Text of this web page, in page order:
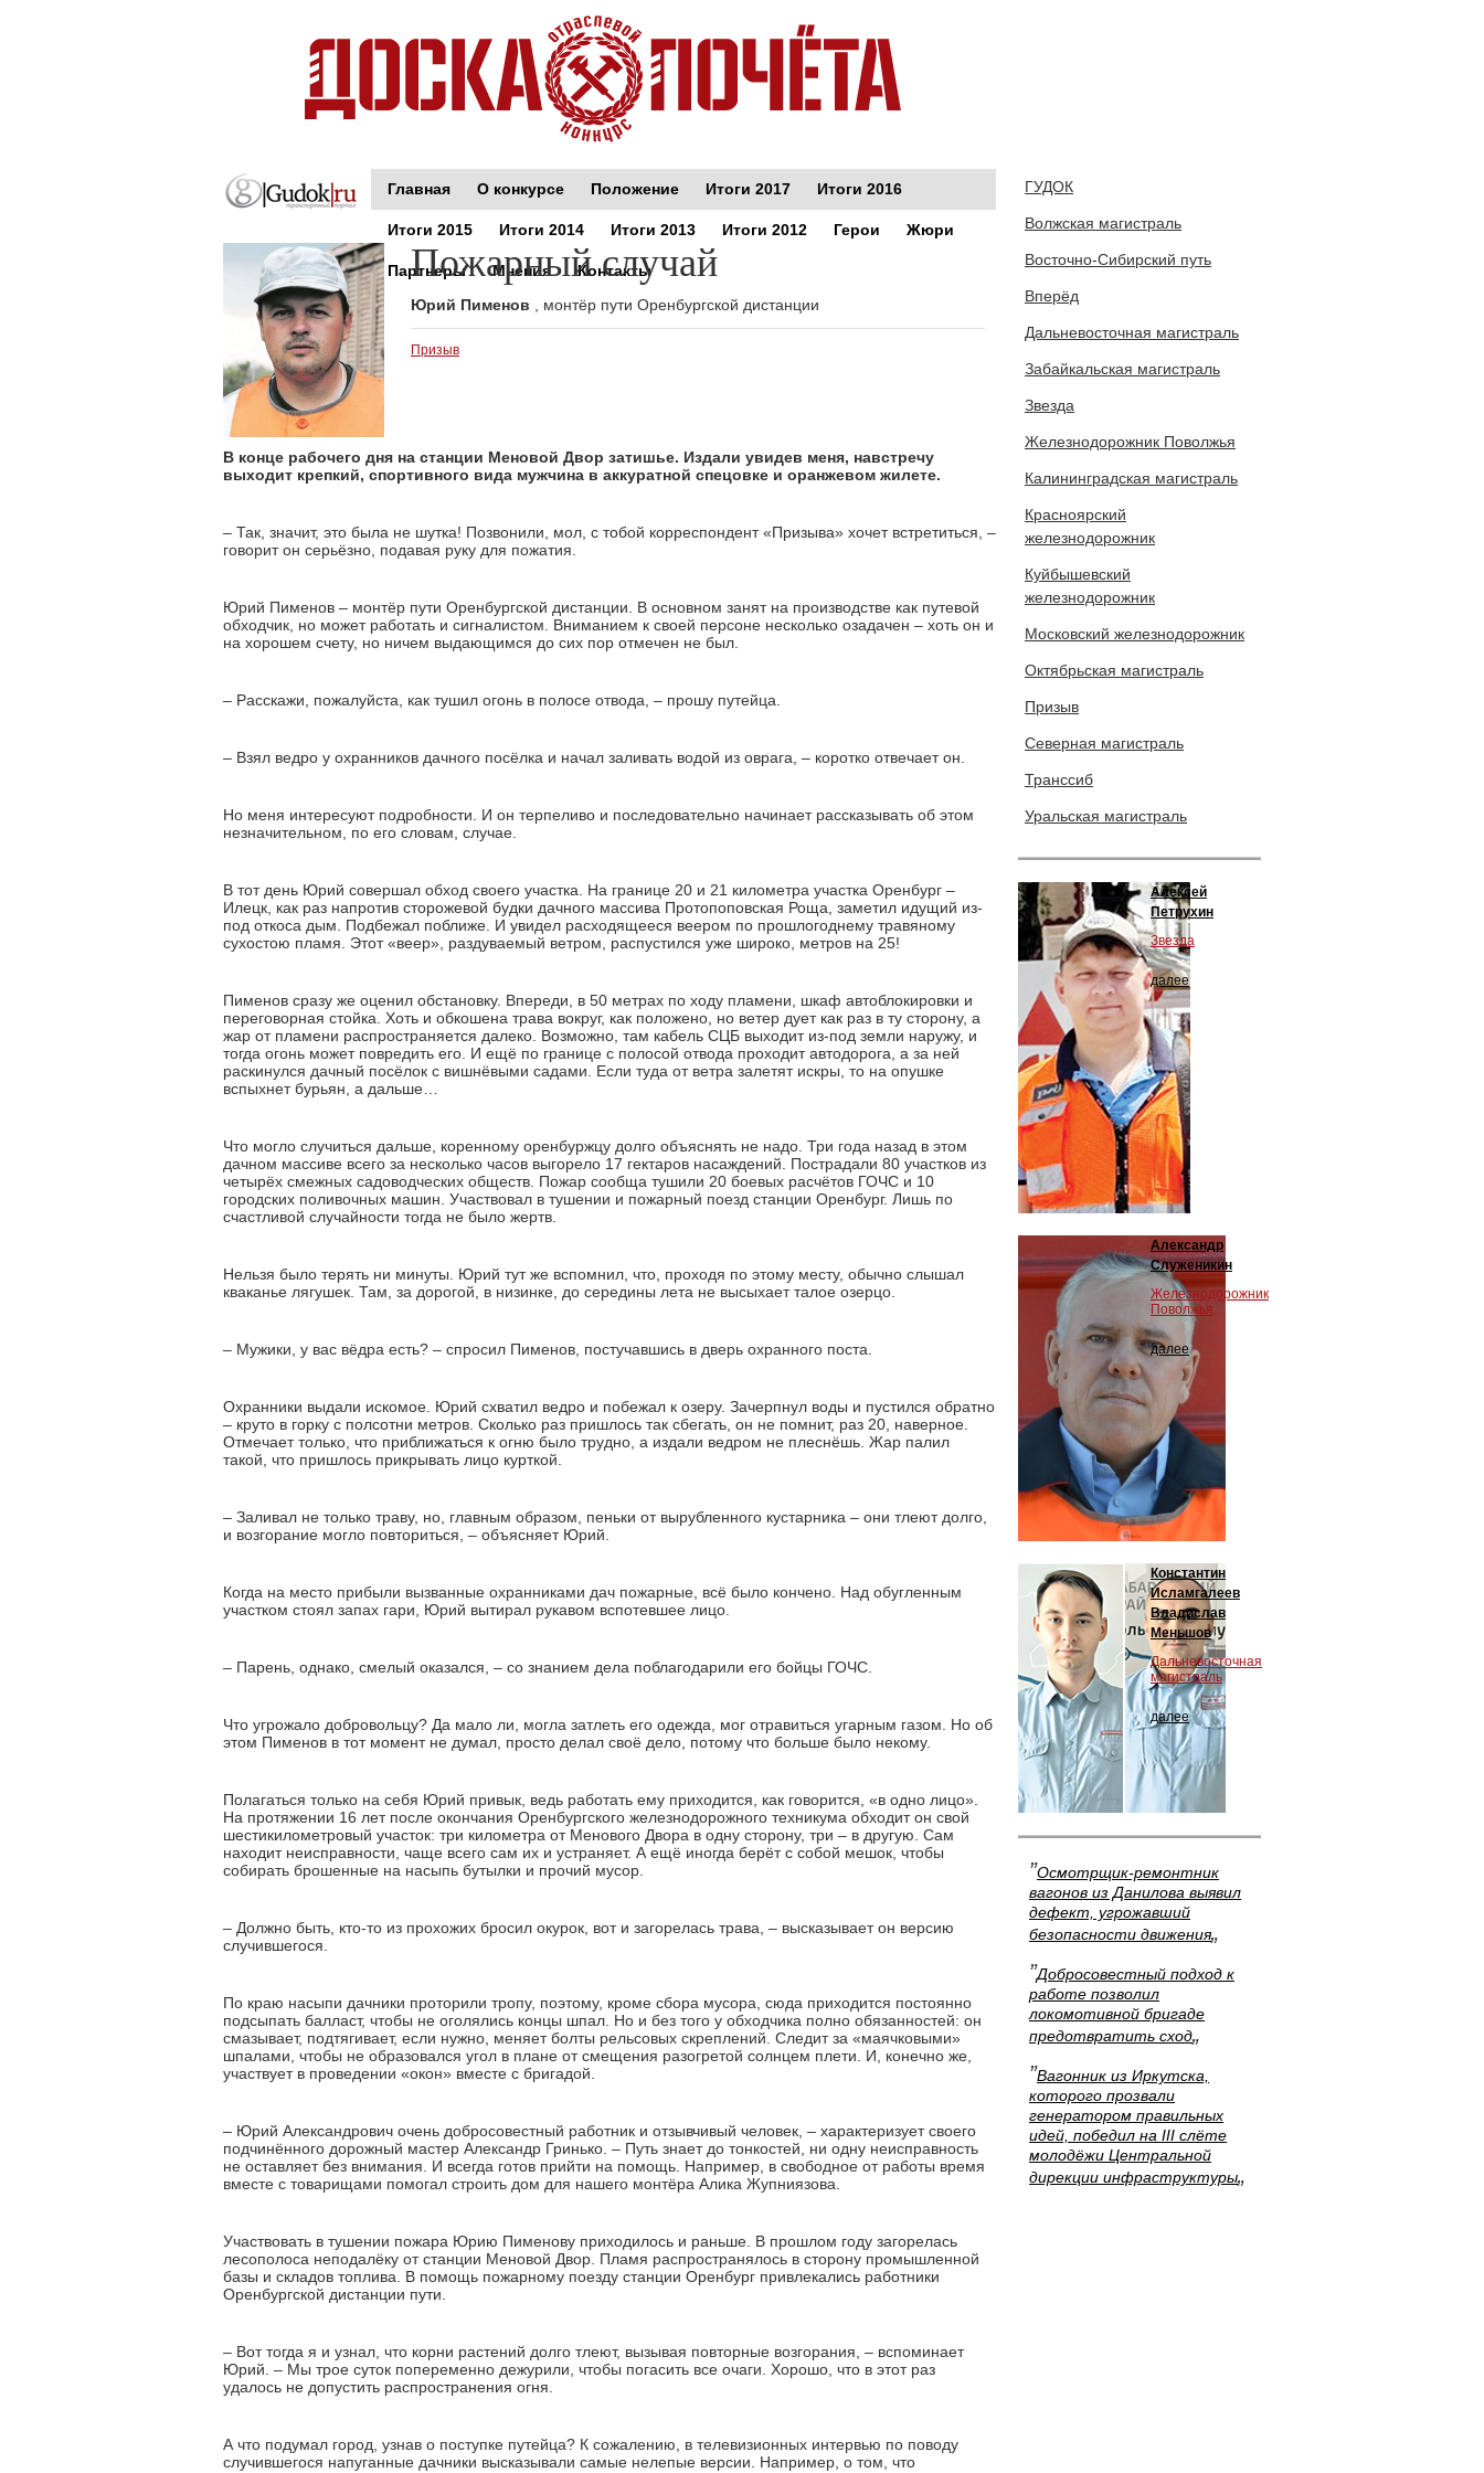
Главная О конкурсе Положение Итоги 2017 Итоги 2016
Итоги 2015 Итоги 2014 Итоги 2013 Итоги 2012 Герои Жюри
Партнеры Мнения Контакты
Пожарный случай
Юрий Пименов , монтёр пути Оренбургской дистанции
Призыв
В конце рабочего дня на станции Меновой Двор затишье. Издали увидев меня, навстречу
выходит крепкий, спортивного вида мужчина в аккуратной спецовке и оранжевом жилете.
– Так, значит, это была не шутка! Позвонили, мол, с тобой корреспондент «Призыва» хочет встретиться, –
говорит он серьёзно, подавая руку для пожатия.
Юрий Пименов – монтёр пути Оренбургской дистанции. В основном занят на производстве как путевой
обходчик, но может работать и сигналистом. Вниманием к своей персоне несколько озадачен – хоть он и
на хорошем счету, но ничем выдающимся до сих пор отмечен не был.
– Расскажи, пожалуйста, как тушил огонь в полосе отвода, – прошу путейца.
– Взял ведро у охранников дачного посёлка и начал заливать водой из оврага, – коротко отвечает он.
Но меня интересуют подробности. И он терпеливо и последовательно начинает рассказывать об этом
незначительном, по его словам, случае.
В тот день Юрий совершал обход своего участка. На границе 20 и 21 километра участка Оренбург –
Илецк, как раз напротив сторожевой будки дачного массива Протопоповская Роща, заметил идущий из-
под откоса дым. Подбежал поближе. И увидел расходящееся веером по прошлогоднему травяному
сухостою пламя. Этот «веер», раздуваемый ветром, распустился уже широко, метров на 25!
Пименов сразу же оценил обстановку. Впереди, в 50 метрах по ходу пламени, шкаф автоблокировки и
переговорная стойка. Хоть и обкошена трава вокруг, как положено, но ветер дует как раз в ту сторону, а
жар от пламени распространяется далеко. Возможно, там кабель СЦБ выходит из-под земли наружу, и
тогда огонь может повредить его. И ещё по границе с полосой отвода проходит автодорога, а за ней
раскинулся дачный посёлок с вишнёвыми садами. Если туда от ветра залетят искры, то на опушке
вспыхнет бурьян, а дальше…
Что могло случиться дальше, коренному оренбуржцу долго объяснять не надо. Три года назад в этом
дачном массиве всего за несколько часов выгорело 17 гектаров насаждений. По­страдали 80 участков из
четырёх смежных садоводческих обществ. Пожар сообща тушили 20 боевых расчётов ГОЧС и 10
городских поливочных машин. Участвовал в тушении и пожарный поезд станции Оренбург. Лишь по
счастливой случайности тогда не было жертв.
Нельзя было терять ни минуты. Юрий тут же вспомнил, что, проходя по этому месту, обычно слышал
кваканье лягушек. Там, за дорогой, в низинке, до середины лета не высыхает талое озерцо.
– Мужики, у вас вёдра есть? – спросил Пименов, постучавшись в дверь охранного поста.
Охранники выдали искомое. Юрий схватил ведро и побежал к озеру. Зачерпнул воды и пустился обратно
– круто в горку с полсотни метров. Сколько раз пришлось так сбегать, он не помнит, раз 20, наверное.
Отмечает только, что приближаться к огню было трудно, а издали ведром не плеснёшь. Жар палил
такой, что пришлось прикрывать лицо курткой.
– Заливал не только траву, но, главным образом, пеньки от вырубленного кустарника – они тлеют долго,
и возгорание могло повториться, – объясняет Юрий.
Когда на место прибыли вызванные охранниками дач пожарные, всё было кончено. Над обугленным
участком стоял запах гари, Юрий вытирал рукавом вспотевшее лицо.
– Парень, однако, смелый оказался, – со знанием дела поблагодарили его бойцы ГОЧС.
Что угрожало добровольцу? Да мало ли, могла затлеть его одежда, мог отравиться угарным газом. Но об
этом Пименов в тот момент не думал, просто делал своё дело, потому что больше было некому.
Полагаться только на себя Юрий привык, ведь работать ему приходится, как говорится, «в одно лицо».
На протяжении 16 лет после окончания Оренбургского железнодорожного техникума обходит он свой
шестикилометровый участок: три километра от Менового Двора в одну сторону, три – в другую. Сам
находит неисправности, чаще всего сам их и устраняет. А ещё иногда берёт с собой мешок, чтобы
собирать брошенные на насыпь бутылки и прочий мусор.
– Должно быть, кто-то из прохожих бросил окурок, вот и загорелась трава, – высказывает он версию
случившегося.
По краю насыпи дачники проторили тропу, поэтому, кроме сбора мусора, сюда приходится постоянно
подсыпать балласт, чтобы не оголялись концы шпал. Но и без того у обходчика полно обязанностей: он
смазывает, подтягивает, если нужно, меняет болты рельсовых скреплений. Следит за «маячковыми»
шпалами, чтобы не образовался угол в плане от смещения разогретой солнцем плети. И, конечно же,
участвует в проведении «окон» вместе с бригадой.
– Юрий Александрович очень добросовестный работник и отзывчивый человек, – характеризует своего
подчинённого дорожный мастер Александр Гринько. – Путь знает до тонкостей, ни одну неисправность
не оставляет без внимания. И всегда готов прийти на помощь. Например, в свободное от работы время
вместе с товарищами помогал строить дом для нашего монтёра Алика Жупниязова.
Участвовать в тушении пожара Юрию Пименову приходилось и раньше. В прошлом году загорелась
лесополоса неподалёку от станции Меновой Двор. Пламя распространялось в сторону промышленной
базы и складов топлива. В помощь пожарному поезду станции Оренбург привлекались работники
Оренбургской дистанции пути.
– Вот тогда я и узнал, что корни растений долго тлеют, вызывая повторные возгорания, – вспоминает
Юрий. – Мы трое суток попеременно дежурили, чтобы погасить все очаги. Хорошо, что в этот раз
удалось не допустить распространения огня.
А что подумал город, узнав о по­ступке путейца? К сожалению, в телевизионных интервью по поводу
случившегося напуганные дачники высказывали самые нелепые версии. Например, о том, что
ГУДОК
Волжская магистраль
Восточно-Сибирский путь
Вперёд
Дальневосточная магистраль
Забайкальская магистраль
Звезда
Железнодорожник Поволжья
Калининградская магистраль
Красноярский
железнодорожник
Куйбышевский
железнодорожник
Московский железнодорожник
Октябрьская магистраль
Призыв
Северная магистраль
Транссиб
Уральская магистраль
Алексей
Петрухин
Звезда
далее
Александр
Служеникин
Железнодорожник
Поволжья
далее
Константин
Исламгалеев
Владислав
Меньшов
Дальневосточная
магистраль
далее
”Осмотрщик-ремонтник
вагонов из Данилова выявил
дефект, угрожавший
безопасности движения„
”Добросовестный подход к
работе позволил
локомотивной бригаде
предотвратить сход„
”Вагонник из Иркутска,
которого прозвали
генератором правильных
идей, победил на III слёте
молодёжи Центральной
дирекции инфраструктуры„